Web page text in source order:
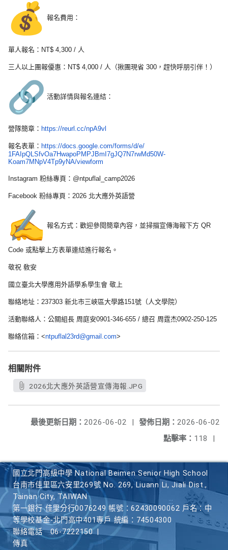
報名費用：
單人報名：NT$ 4,300 / 人
三人以上團報優惠：NT$ 4,000 / 人（揪團現省 300，趕快呼朋引伴！）
活動詳情與報名連結：
營隊簡章： https://reurl.cc/npA9vl
報名表單： https://docs.google.com/forms/d/e/
1FAIpQLSfvOa7HwapoPMPJBmI7gJQ7N7rwMd50W-
Koam7MNpV4Tp9yNA/viewform
Instagram 粉絲專頁：@ntpuflal_camp2026
Facebook 粉絲專頁：2026 北大應外英語營
報名方式：歡迎參閱簡章內容，並掃描宣傳海報下方 QR
Code 或點擊上方表單連結進行報名。
敬祝 敎安
國立臺北大學應用外語學系學生會 敬上
聯絡地址：237303 新北市三峽區大學路151號（人文學院）
活動聯絡人：公關組長 周庭安0901-346-655 / 總召 周霆杰0902-250-125
聯絡信箱：<ntpuflal23rd@gmail.com>
相關附件
2026北大應外英語營宣傳海報.JPG
發佈日期： 2026-06-02
最後更新日期： 2026-06-02
|
點擊率： 118 |
國立北門高級中學 National Beimen Senior High School
台南市佳里區六安里269號 No. 269, Liuann Li, Jiali Dist.,
Tainan City, TAIWAN
第一銀行 佳里分行0076249 帳號：62430090062 戶名：中
等學校基金-北門高中401專戶 統編：74504300
聯絡電話
06-7222150
傳真